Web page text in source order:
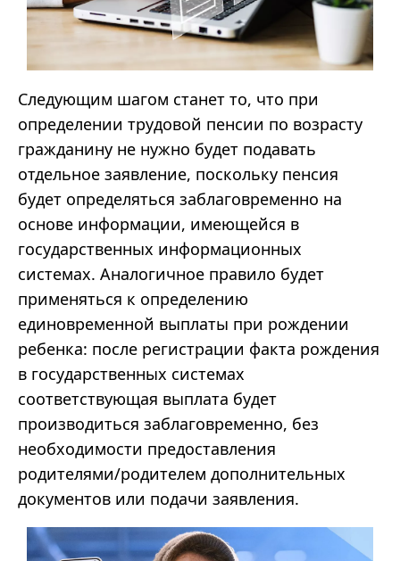
Следующим шагом станет то, что при
определении трудовой пенсии по возрасту
гражданину не нужно будет подавать
отдельное заявление, поскольку пенсия
будет определяться заблаговременно на
основе информации, имеющейся в
государственных информационных
системах. Аналогичное правило будет
применяться к определению
единовременной выплаты при рождении
ребенка: после регистрации факта рождения
в государственных системах
соответствующая выплата будет
производиться заблаговременно, без
необходимости предоставления
родителями/родителем дополнительных
документов или подачи заявления.